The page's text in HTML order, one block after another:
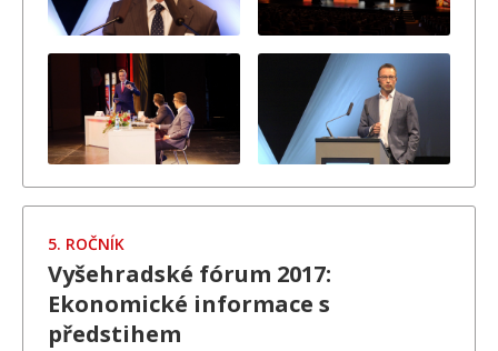
5. ROČNÍK
Vyšehradské fórum 2017:
Ekonomické informace s
předstihem